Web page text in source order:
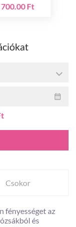
700.00 Ft
Csokor
fényességet az
és